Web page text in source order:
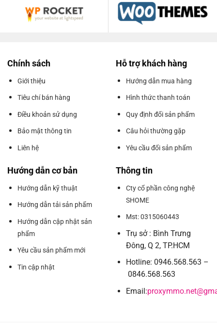
Chính sách
Giới thiệu
Tiêu chí bán hàng
Điều khoản sử dụng
Bảo mật thông tin
Liên hệ
Hỗ trợ khách hàng
Hướng dẫn mua hàng
Hình thức thanh toán
Quy định đổi sản phẩm
Câu hỏi thường gặp
Yêu cầu đổi sản phẩm
Hướng dẫn cơ bản
Hướng dẫn kỹ thuật
Hướng dẫn tải sản phẩm
Hướng dẫn cập nhật sản
phẩm
Yêu cầu sản phẩm mới
Tin cập nhật
Thông tin
Cty cổ phần công nghệ
SHOME
Mst: 0315060443
Trụ sở : Bình Trưng
Đông, Q 2, TP.HCM
Hotline: 0946.568.563 –
0846.568.563
Email: